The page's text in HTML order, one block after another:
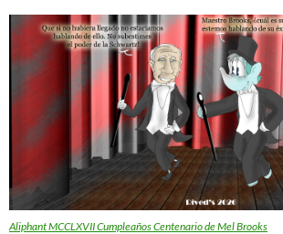
Aliphant MCCLXVII Cumpleaños Centenario de Mel Brooks